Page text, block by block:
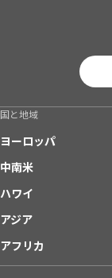
国と地域
ヨーロッパ
中南米
ハワイ
アジア
アフリカ